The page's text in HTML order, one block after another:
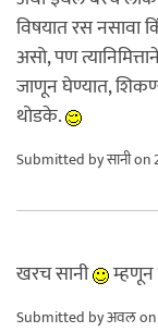
विषयात रस नसावा
असो, पण
जाणून घेण्यात,
थोडके.
Submitted byसानीon
खरच सानी
Submitted byअवल